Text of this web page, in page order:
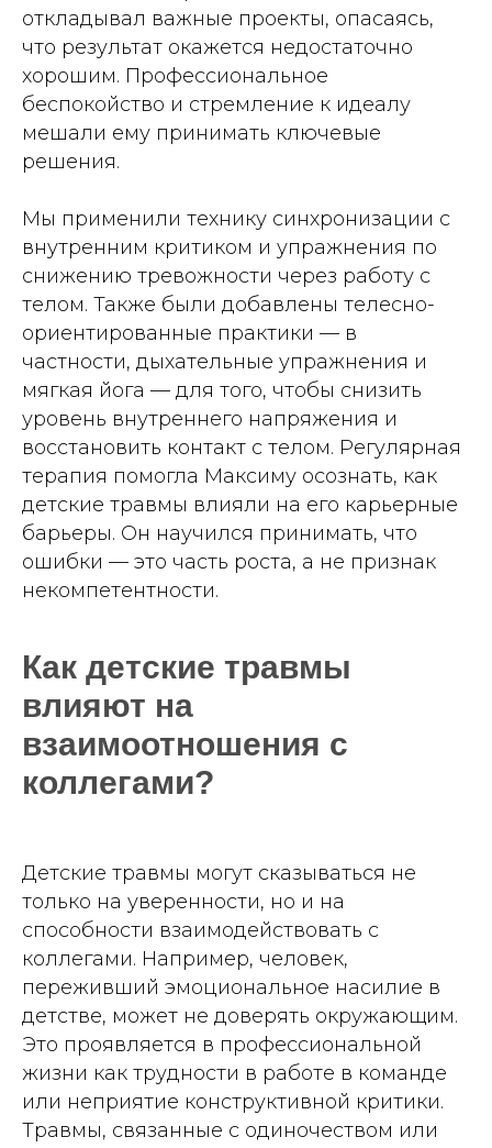
откладывал важные проекты, опасаясь,
что результат окажется недостаточно
хорошим. Профессиональное
беспокойство и стремление к идеалу
мешали ему принимать ключевые
решения.
Мы применили технику синхронизации с
внутренним критиком и упражнения по
снижению тревожности через работу с
телом. Также были добавлены телесно-
ориентированные практики — в
частности, дыхательные упражнения и
мягкая йога — для того, чтобы снизить
уровень внутреннего напряжения и
восстановить контакт с телом. Регулярная
терапия помогла Максиму осознать, как
детские травмы влияли на его карьерные
барьеры. Он научился принимать, что
ошибки — это часть роста, а не признак
некомпетентности.
Как детские травмы
влияют на
взаимоотношения с
коллегами?
Детские травмы могут сказываться не
только на уверенности, но и на
способности взаимодействовать с
коллегами. Например, человек,
переживший эмоциональное насилие в
детстве, может не доверять окружающим.
Это проявляется в профессиональной
жизни как трудности в работе в команде
или неприятие конструктивной критики.
Травмы, связанные с одиночеством или